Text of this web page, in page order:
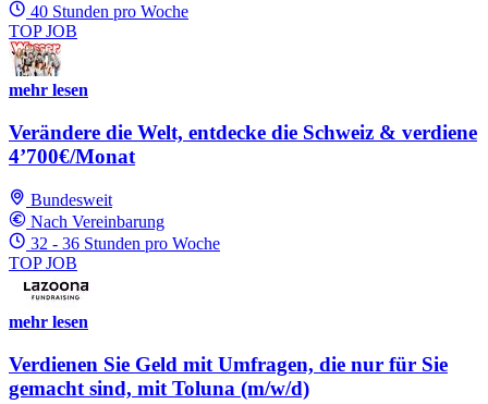
40 Stunden pro Woche
TOP JOB
mehr lesen
Verändere die Welt, entdecke die Schweiz & verdiene
4’700€/Monat
Bundesweit
Nach Vereinbarung
32 - 36 Stunden pro Woche
TOP JOB
mehr lesen
Verdienen Sie Geld mit Umfragen, die nur für Sie
gemacht sind, mit Toluna (m/w/d)